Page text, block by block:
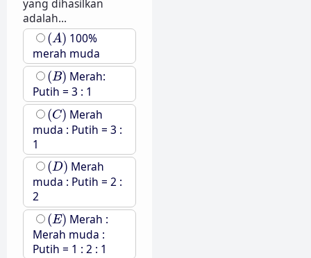
yang dihasilkan
adalah...
(A)
(A) 100%
merah muda
(B)
(B) Merah:
Putih = 3 : 1
(C)
(C) Merah
muda : Putih = 3 :
1
(D)
(D) Merah
muda : Putih = 2 :
2
(E)
(E) Merah :
Merah muda :
Putih = 1 : 2 : 1